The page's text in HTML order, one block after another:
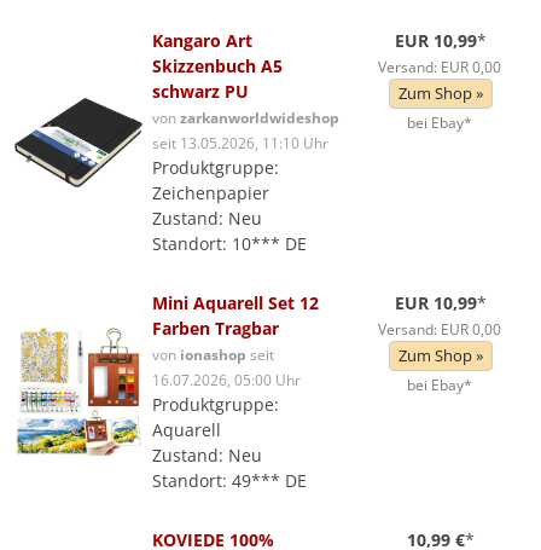
Kangaro Art
Skizzenbuch A5
schwarz PU
vonzarkanworldwideshop
seit 13.05.2026, 11:10 Uhr
Produktgruppe:
Zeichenpapier
Zustand: Neu
Standort: 10*** DE
EUR 10,99*
Versand: EUR 0,00
Zum Shop »
bei Ebay*
Mini Aquarell Set 12
Farben Tragbar
von ionashop seit
16.07.2026, 05:00 Uhr
Produktgruppe:
Aquarell
Zustand: Neu
Standort: 49*** DE
EUR 10,99*
Versand: EUR 0,00
Zum Shop »
bei Ebay*
KOVIEDE 100% 10,99 €*